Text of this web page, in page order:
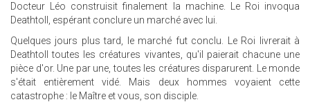
Docteur Léo construisit finalement la machine. Le Roi invoqua
Deathtoll, espérant conclure un marché avec lui.
Quelques jours plus tard, le marché fut conclu. Le Roi livrerait à
Deathtoll toutes les créatures vivantes, qu'il paierait chacune une
pièce d'or. Une par une, toutes les créatures disparurent. Le monde
s'était entièrement vidé. Mais deux hommes voyaient cette
catastrophe : le Maître et vous, son disciple.